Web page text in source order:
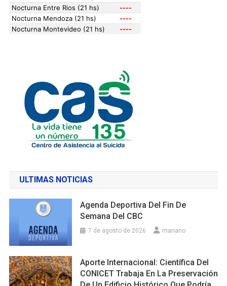
ULTIMAS NOTICIAS
Agenda Deportiva Del Fin De
Semana Del CBC
7 de agosto de 2026 mariano
Aporte Internacional: Científica Del
CONICET Trabaja En La Preservación